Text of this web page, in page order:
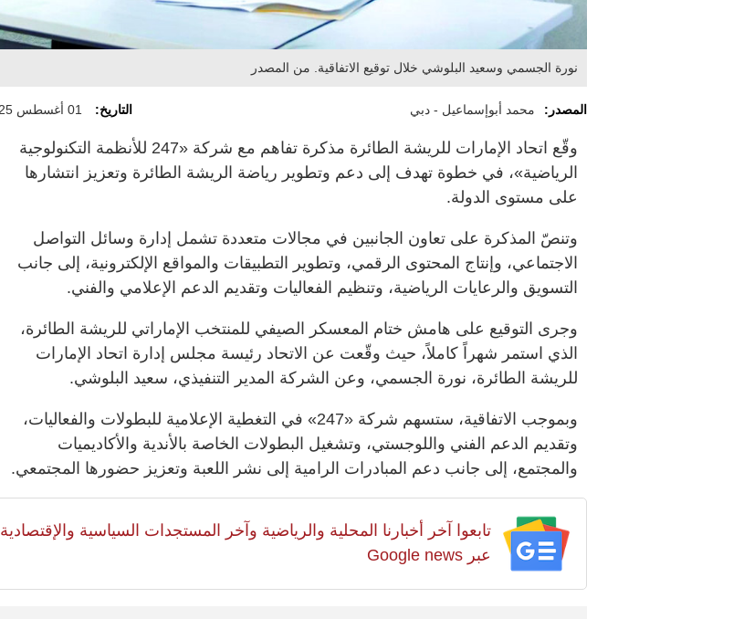
نورة الجسمي وسعيد البلوشي خلال توقيع الاتفاقية. من المصدر
المصدر: محمد أبوإسماعيل - دبي التاريخ: 01 أغسطس 2025
وقّع اتحاد الإمارات للريشة الطائرة مذكرة تفاهم مع شركة «247 للأنظمة التكنولوجية
الرياضية»، في خطوة تهدف إلى دعم وتطوير رياضة الريشة الطائرة وتعزيز انتشارها
على مستوى الدولة.
وتنصّ المذكرة على تعاون الجانبين في مجالات متعددة تشمل إدارة وسائل التواصل
الاجتماعي، وإنتاج المحتوى الرقمي، وتطوير التطبيقات والمواقع الإلكترونية، إلى جانب
التسويق والرعايات الرياضية، وتنظيم الفعاليات وتقديم الدعم الإعلامي والفني.
وجرى التوقيع على هامش ختام المعسكر الصيفي للمنتخب الإماراتي للريشة الطائرة،
الذي استمر شهراً كاملاً، حيث وقّعت عن الاتحاد رئيسة مجلس إدارة اتحاد الإمارات
للريشة الطائرة، نورة الجسمي، وعن الشركة المدير التنفيذي، سعيد البلوشي.
وبموجب الاتفاقية، ستسهم شركة «247» في التغطية الإعلامية للبطولات والفعاليات،
وتقديم الدعم الفني واللوجستي، وتشغيل البطولات الخاصة بالأندية والأكاديميات
والمجتمع، إلى جانب دعم المبادرات الرامية إلى نشر اللعبة وتعزيز حضورها المجتمعي.
تابعوا آخر أخبارنا المحلية والرياضية وآخر المستجدات السياسية والإقتصادية
عبر Google news